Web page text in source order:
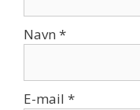
Navn *
E-mail *